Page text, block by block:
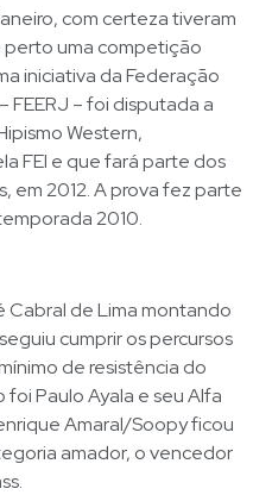
com certeza tiveram
perto uma competição
iniciativa da Federação
FEERJ – foi disputada a
Western,
FEI e que fará parte dos
em 2012. A prova fez parte
2010.
de Lima montando
cumprir os percursos
de resistência do
Paulo Ayala e seu Alfa
Amaral/Soopy ficou
amador, o vencedor